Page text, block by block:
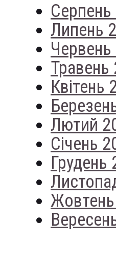
Серпень
Липень
Червень
Травень
Квітень
Лютий
Січень
Грудень